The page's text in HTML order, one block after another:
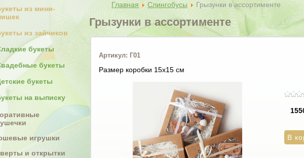
из мини-
из зайчиков
букеты
букеты
букеты
на выписку
игрушки
и открытки
Главная
Слингобусы Грызунки в ассортименте
Грызунки в ассортименте
Артикул: Г01
Размер коробки 15х15 см